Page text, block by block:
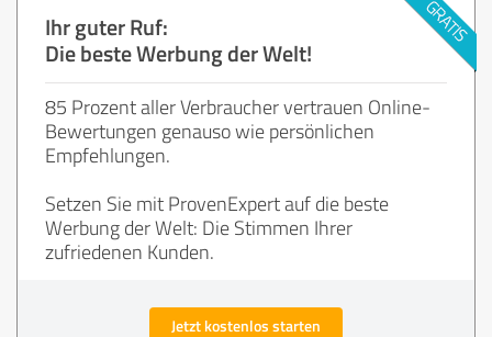
Ihr guter Ruf:
Die beste Werbung der Welt!
85 Prozent aller Verbraucher vertrauen Online-
Bewertungen genauso wie persönlichen
Empfehlungen.
Setzen Sie mit ProvenExpert auf die beste
Werbung der Welt: Die Stimmen Ihrer
zufriedenen Kunden.
Jetzt kostenlos starten